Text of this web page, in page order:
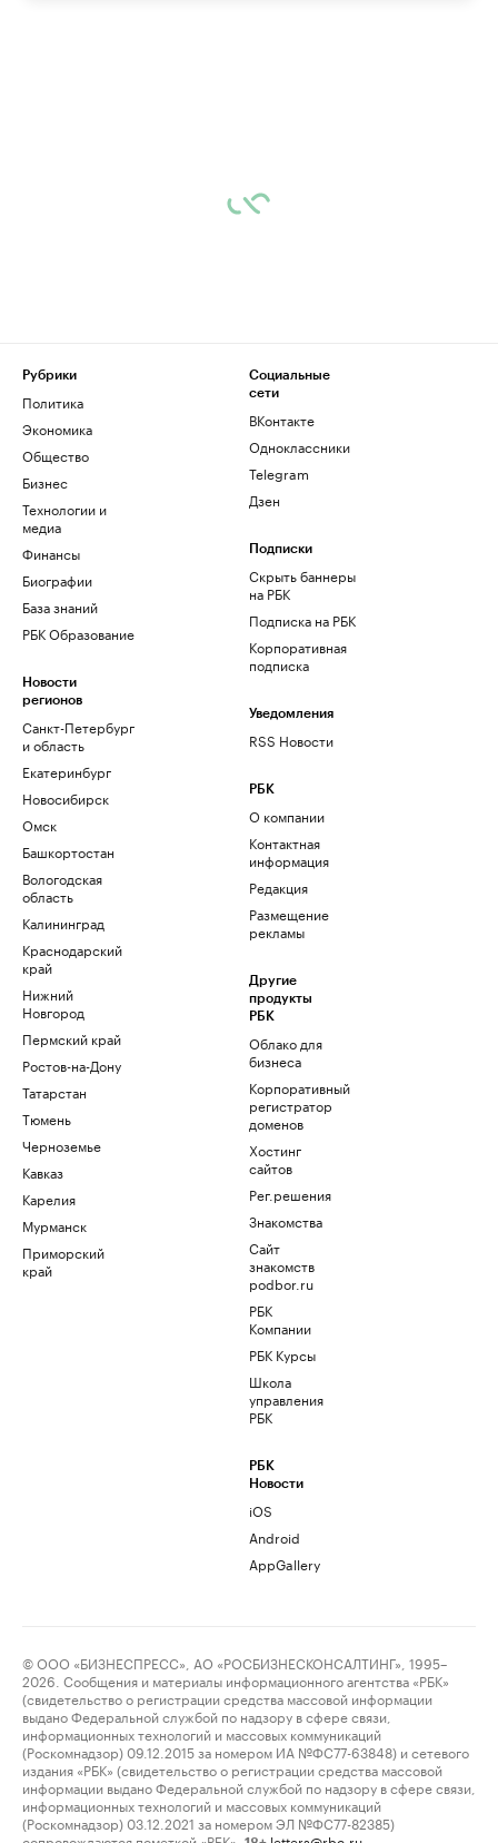
Рубрики
Политика
Экономика
Общество
Бизнес
Технологии и
медиа
Финансы
Биографии
База знаний
РБК Образование
Новости
регионов
Санкт-Петербург
и область
Екатеринбург
Новосибирск
Омск
Башкортостан
Вологодская
область
Калининград
Краснодарский
край
Нижний
Новгород
Пермский край
Ростов-на-Дону
Татарстан
Тюмень
Черноземье
Кавказ
Карелия
Мурманск
Приморский
край
Социальные
сети
ВКонтакте
Одноклассники
Telegram
Дзен
Подписки
Скрыть баннеры
на РБК
Подписка на РБК
Корпоративная
подписка
Уведомления
RSS Новости
РБК
О компании
Контактная
информация
Редакция
Размещение
рекламы
Другие
продукты
РБК
Облако для
бизнеса
Корпоративный
регистратор
доменов
Хостинг
сайтов
Рег.решения
Знакомства
Сайт
знакомств
podbor.ru
РБК
Компании
РБК Курсы
Школа
управления
РБК
РБК
Новости
iOS
Android
AppGallery
© ООО «БИЗНЕСПРЕСС», АО «РОСБИЗНЕСКОНСАЛТИНГ», 1995–
2026. Сообщения и материалы информационного агентства «РБК»
(свидетельство о регистрации средства массовой информации
выдано Федеральной службой по надзору в сфере связи,
информационных технологий и массовых коммуникаций
(Роскомнадзор) 09.12.2015 за номером ИА №ФС77-63848) и сетевого
издания «РБК» (свидетельство о регистрации средства массовой
информации выдано Федеральной службой по надзору в сфере связи,
информационных технологий и массовых коммуникаций
(Роскомнадзор) 03.12.2021 за номером ЭЛ №ФС77-82385)